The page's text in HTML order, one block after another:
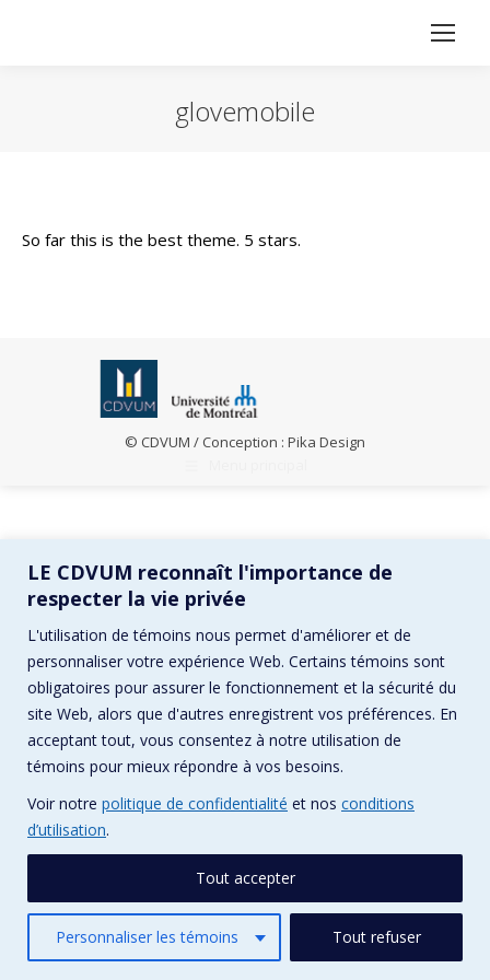
LE CDVUM reconnaît l'importance de
respecter la vie privée
L'utilisation de témoins nous permet d'améliorer et de
personnaliser votre expérience Web. Certains témoins sont
obligatoires pour assurer le fonctionnement et la sécurité du
site Web, alors que d'autres enregistrent vos préférences. En
acceptant tout, vous consentez à notre utilisation de
témoins pour mieux répondre à vos besoins.
Voir notre politique de confidentialité et nos conditions
d’utilisation.
Personnaliser les témoins Tout refuser
Tout accepter
glovemobile
So far this is the best theme. 5 stars.
© CDVUM / Conception : Pika Design